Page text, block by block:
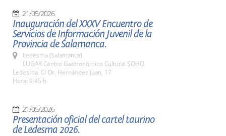
21/05/2026
Inauguración del XXXV Encuentro de
Servicios de Información Juvenil de la
Provincia de Salamanca.
Ledesma (Salamanca)
LUGAR Centro Gastronómico Cultural SOHO
Ledesma. C/ Dr. Hernández Juan, 17
Hora: 9:45 h.
21/05/2026
Presentación oficial del cartel taurino
de Ledesma 2026.